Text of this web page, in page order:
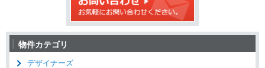
物件カテゴリ
デザイナーズ